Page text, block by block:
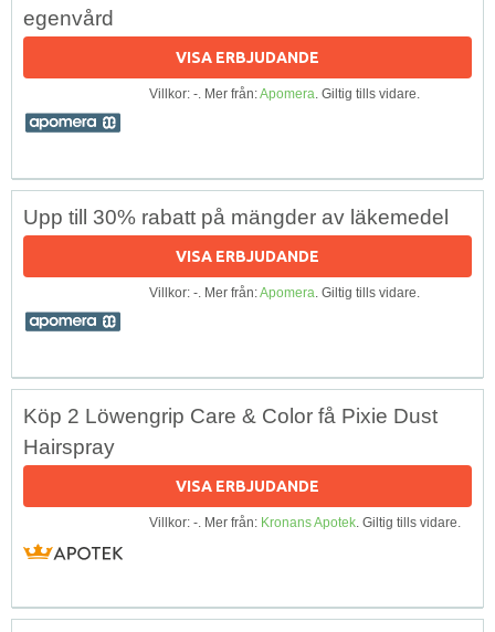
egenvård
VISA ERBJUDANDE
Villkor: -. Mer från:Apomera. Giltig tills vidare.
Upp till 30% rabatt på mängder av läkemedel
VISA ERBJUDANDE
Villkor: -. Mer från:Apomera. Giltig tills vidare.
Köp 2 Löwengrip Care & Color få Pixie Dust
Hairspray
VISA ERBJUDANDE
Villkor: -. Mer från: Kronans Apotek. Giltig tills vidare.